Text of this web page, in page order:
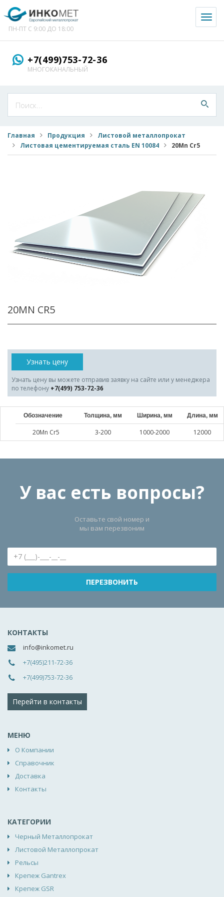
ПН-ПТ С 9:00 ДО 18:00
+7(499)753-72-36
МНОГОКАНАЛЬНЫЙ
Главная Продукция
Листовой металлопрокат
Листовая цементируемая сталь EN 10084
20Mn Cr5
20MN CR5
Узнать цену
Узнать цену вы можете отправив заявку на сайте или у менеджера
по телефону +7(499) 753-72-36
Обозначение Толщина, мм Ширина, мм Длина, мм
20Mn Cr5 3-200 1000-2000 12000
У вас есть вопросы?
Оставьте свой номер и
мы вам перезвоним
КОНТАКТЫ
info@inkomet.ru
+7(495)211-72-36
+7(499)753-72-36
Перейти в контакты
МЕНЮ
О Компании
Справочник
Доставка
Контакты
КАТЕГОРИИ
Черный Металлопрокат
Листовой Металлопрокат
Рельсы
Крепеж Gantrex
Крепеж GSR